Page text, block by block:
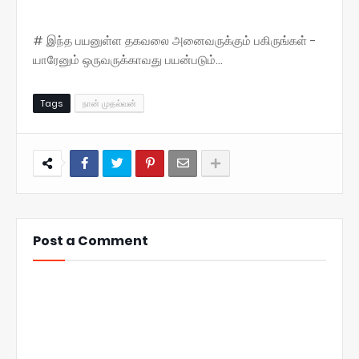
# இந்த பயனுள்ள தகவலை அனைவருக்கும் பகிருங்கள் -
யாரேனும் ஒருவருக்காவது பயன்படும்...
Tags நான் முதல்வன்
Post a Comment